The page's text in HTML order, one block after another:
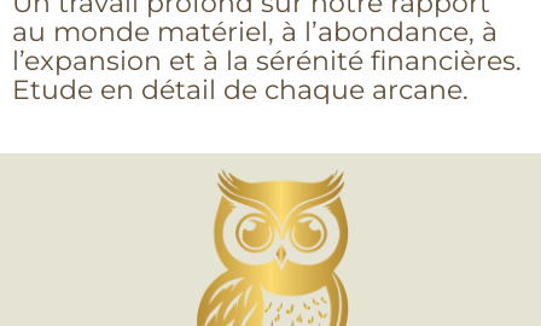
au monde matériel, à l’abondance, à
l’expansion et à la sérénité financières.
Etude en détail de chaque arcane.